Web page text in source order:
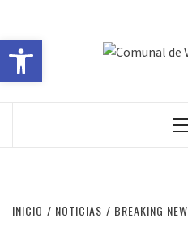
Abrir barra de
VILLA ALEMANA NOTICIAS
INICIO NOTICIAS BREAKING